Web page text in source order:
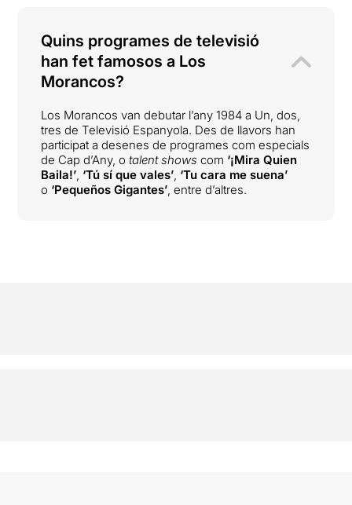
Quins programes de televisió
han fet famosos a Los
Morancos?
Los Morancos van debutar l’any 1984 a Un, dos,
tres de Televisió Espanyola. Des de llavors han
participat a desenes de programes com especials
de Cap d’Any, otalent shows com ‘¡Mira Quien
Baila!’ ‘Tú sí que vales’ ‘Tu cara me suena’
o ‘Pequeños Gigantes’ , entre d’altres.